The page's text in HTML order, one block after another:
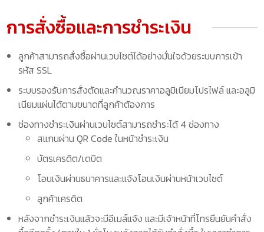
การสั่งซื้อและการชำระเงิน
ลูกค้าสามารถสั่งซื้อผ่านเวบไซต์ได้อย่างมั่นใจด้วยระบบการเข้า
รหัส SSL
ระบบรองรับการสั่งตัดและคำนวณราคาอลูมิเนียมโปรไฟล์ และอลูมิ
เนียมแผ่นได้ตามขนาดที่ลูกค้าต้องการ
ช่องทางชำระเงินผ่านเวบไซต์สามารถชำระได้ 4 ช่องทาง
สแกนผ่าน QR Code ในหน้าชำระเงิน
บัตรเครดิต/เดบิต
โอนเงินผ่านธนาคารและแจ้งโอนเงินผ่านหน้าเวบไซต์
ลูกค้าเครดิต
หลังจากชำระเงินแล้วจะมีอีเมล์แจ้ง และมีเจ้าหน้าที่โทรยืนยันคำสั่ง